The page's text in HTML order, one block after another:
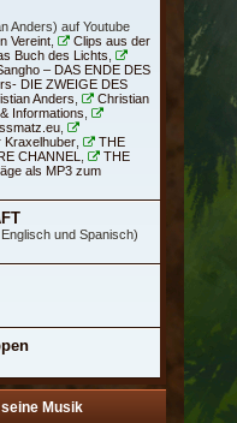
Anders) auf Youtube
Vereint,
Clips aus der
Buch des Lichts
– DAS ENDE DES
DIE ZWEIGE DES
Anders
Christian
Informations
Kraxelhuber,
THE
CHANNEL
THE
als MP3 zum
und Spanisch)
Musik